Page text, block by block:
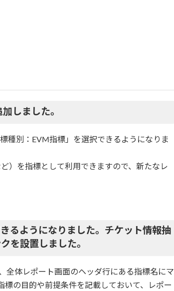
しました。
種別：EVM指標」を選択できるようになりま
）を指標として利用できますので、新たなレ
るようになりました。チケット情報抽
を設置しました。
全体レポート画面のヘッダ行にある指標名にマ
標の目的や前提条件を記載しておいて、レポー